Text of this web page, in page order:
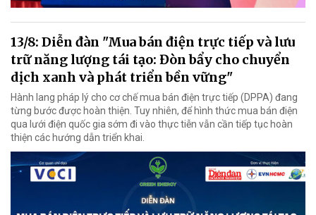
13/8: Diễn đàn "Mua bán điện trực tiếp và lưu
trữ năng lượng tái tạo: Đòn bẩy cho chuyển
dịch xanh và phát triển bền vững"
Hành lang pháp lý cho cơ chế mua bán điện trực tiếp (DPPA) đang
từng bước được hoàn thiện. Tuy nhiên, để hình thức mua bán điện
qua lưới điện quốc gia sớm đi vào thực tiễn vẫn cần tiếp tục hoàn
thiện các hướng dẫn triển khai.